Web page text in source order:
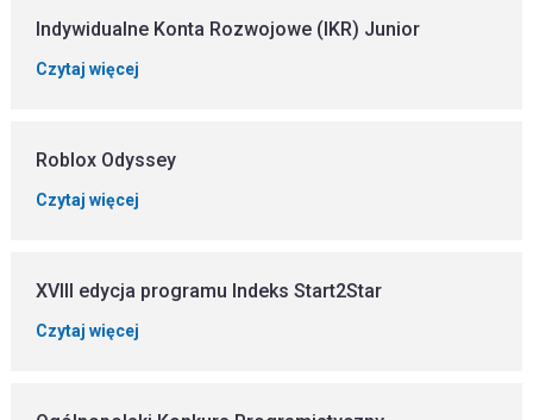
Indywidualne Konta Rozwojowe (IKR) Junior
Czytaj więcej
Roblox Odyssey
Czytaj więcej
XVIII edycja programu Indeks Start2Star
Czytaj więcej